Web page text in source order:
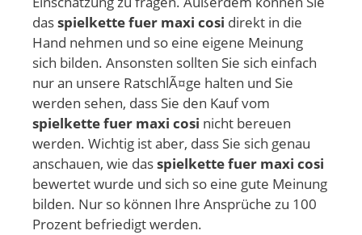
dasspielkette fuer maxi cosi direkt in die
Hand nehmen und so eine eigene Meinung
sich bilden. Ansonsten sollten Sie sich einfach
nur an unsere RatschlÃ¤ge halten und Sie
werden sehen, dass Sie den Kauf vom
spielkette fuer maxi cosi nicht bereuen
werden. Wichtig ist aber, dass Sie sich genau
anschauen, wie dasspielkette fuer maxi cosi
bewertet wurde und sich so eine gute Meinung
bilden. Nur so können Ihre Ansprüche zu 100
Prozent befriedigt werden.